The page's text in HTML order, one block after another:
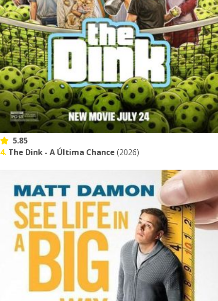
5.85
4. The Dink - A Última Chance (2026)